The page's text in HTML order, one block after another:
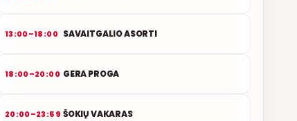
13:00–18:00 SAVAITGALIO ASORTI
18:00–20:00 GERA PROGA
20:00–23:59 ŠOKIŲ VAKARAS